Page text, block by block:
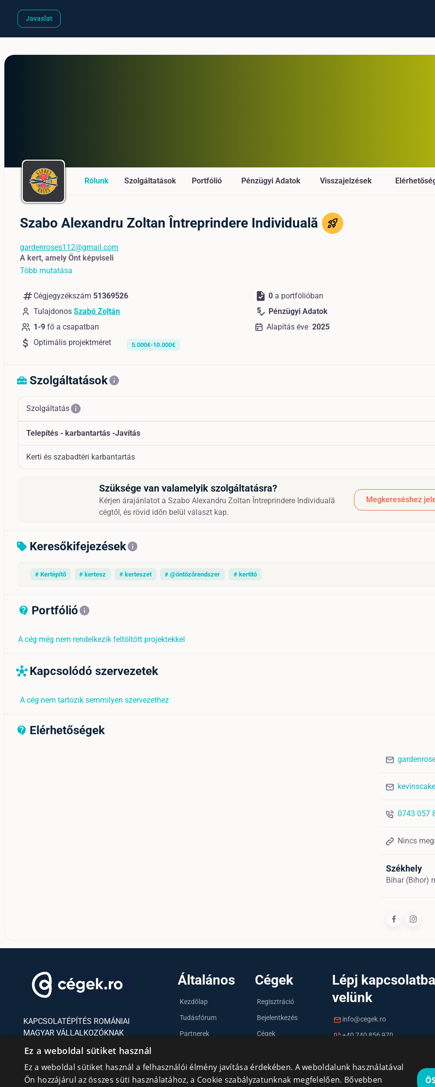
Javaslat
Rólunk Szolgáltatások Portfólió Pénzügyi Adatok Visszajelzések
Szabo Alexandru Zoltan Întreprindere Individuală
gardenroses112@gmail.com
A kert, amely Önt képviseli
Több mutatása
numbers Cégjegyzékszám 51369526
Tulajdonos Szabó Zoltán
1-9 fő a csapatban
task 0 a portfólióban
price_check Pénzügyi Adatok
Alapítás éve 2025
attach_money Optimális projektméret 5.000€-10.000€
home_repair_service Szolgáltatásokinfo
Szolgáltatásinfo
Telepítés - karbantartás -Javítás
Kerti és szabadtéri karbantartás
Szüksége van valamelyik szolgáltatásra?
Kérjen árajánlatot a Szabo Alexandru Zoltan Întreprindere Individuală
cégtől, és rövid időn belül választ kap.
Megkereséshez
sell Keresőkifejezésekinfo
# Kertépítő # kertesz # kerteszet # @öntözőrendszer # kertitó
contact_support_outline
Portfólióinfo
A cég még nem rendelkezik feltöltött projektekkel
hub Kapcsolódó szervezetek
A cég nem tartozik semmilyen szervezethez
contact_support_outline
Elérhetőségek
0743 057
Nincs
Székhely
Bihar (Bihor)
KAPCSOLATÉPÍTÉS ROMÁNIAI
MAGYAR VÁLLALKOZÓKNAK
Adatvédelmi irányelvek
Általános
Kezdőlap
Tudásfórum
Partnerek
Kapcsolat
Cégek
Regisztráció
Bejelentkezés
Cégek
Lépj kapcsolatba
velünk
info@cegek.ro
+40 740 856 970
Ez a weboldal sütiket használ
Ez a weboldal sütiket használ a felhasználói élmény javítása érdekében. A weboldalunk használatával
Ön hozzájárul az összes süti használatához, a Cookie szabályzatunknak megfelelően. Bővebben